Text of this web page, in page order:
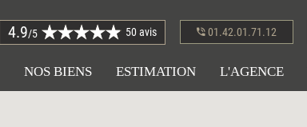
4.9/5 50 avis 01.42.01.71.12
NOS BIENS ESTIMATION L'AGENCE